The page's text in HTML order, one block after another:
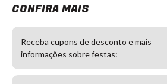
CONFIRA MAIS
Receba cupons de desconto e mais
informações sobre festas: